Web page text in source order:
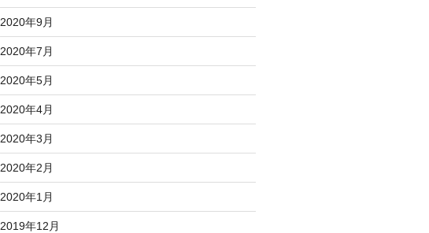
2020年9月
2020年7月
2020年5月
2020年4月
2020年3月
2020年2月
2020年1月
2019年12月